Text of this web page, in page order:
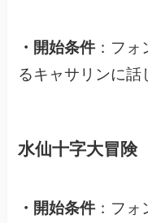
・開始条件 ：フ
るキャサリンに話
水仙十字大冒険
・開始条件 ：フ